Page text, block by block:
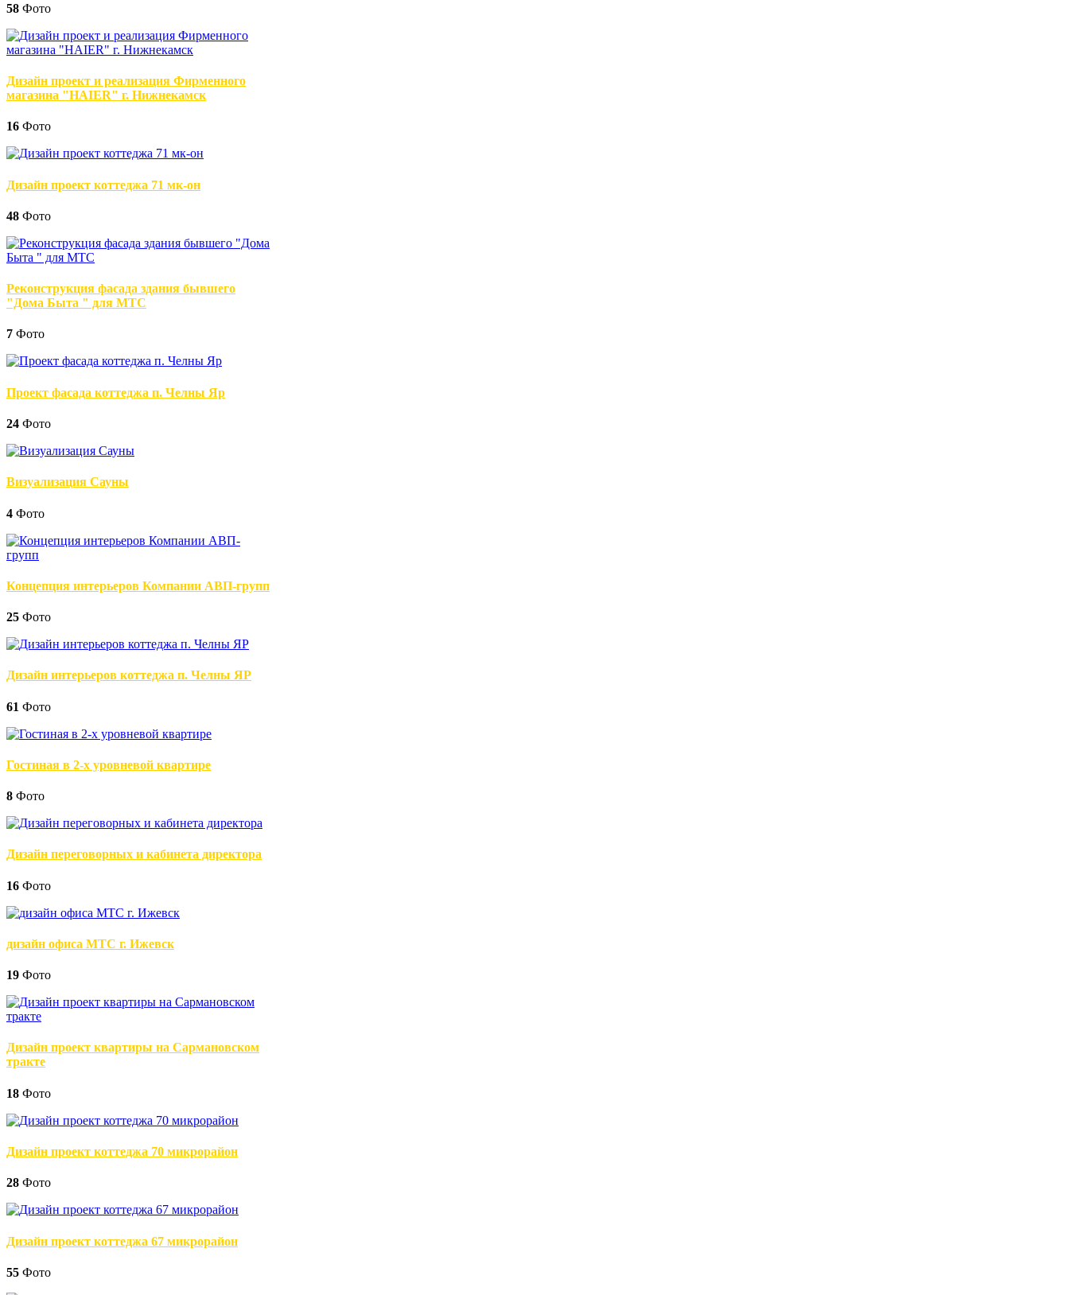
58 Фото
Дизайн проект и реализация Фирменного
магазина "HAIER" г. Нижнекамск
16 Фото
Дизайн проект коттеджа 71 мк-он
48 Фото
Реконструкция фасада здания бывшего
"Дома Быта " для МТС
7 Фото
Проект фасада коттеджа п. Челны Яр
24 Фото
Визуализация Сауны
4 Фото
Концепция интерьеров Компании АВП-групп
25 Фото
Дизайн интерьеров коттеджа п. Челны ЯР
61 Фото
Гостиная в 2-х уровневой квартире
8 Фото
Дизайн переговорных и кабинета директора
16 Фото
дизайн офиса МТС г. Ижевск
19 Фото
Дизайн проект квартиры на Сармановском
тракте
18 Фото
Дизайн проект коттеджа 70 микрорайон
28 Фото
Дизайн проект коттеджа 67 микрорайон
55 Фото